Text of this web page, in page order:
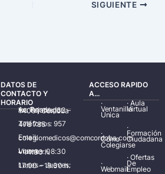
SIGUIENTE
DATOS DE
CONTACTO Y
HORARIO
Av. Ronda de los Tejares, 32 – 14001 Córdoba
Teléfonos: 957 478 785
Email: colegiomedicos@comcordoba.com
Lunes – Viernes: 08:30 – 14:30 h.
Lunes – Jueves: 17:00 – 19:30 h.
ACCESO RAPIDO
A...
·
Ventanilla
Única
·
Cómo
Colegiarse
·
Webmail
·Aula
Virtual
·
Formación
Ciudadana
·Ofertas
De
Empleo